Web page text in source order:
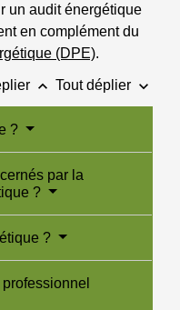
un audit énergétique
en complément du
(DPE).
keyboard_arrow_up Tout déplier keyboard_arrow_down
?
par la
?
?